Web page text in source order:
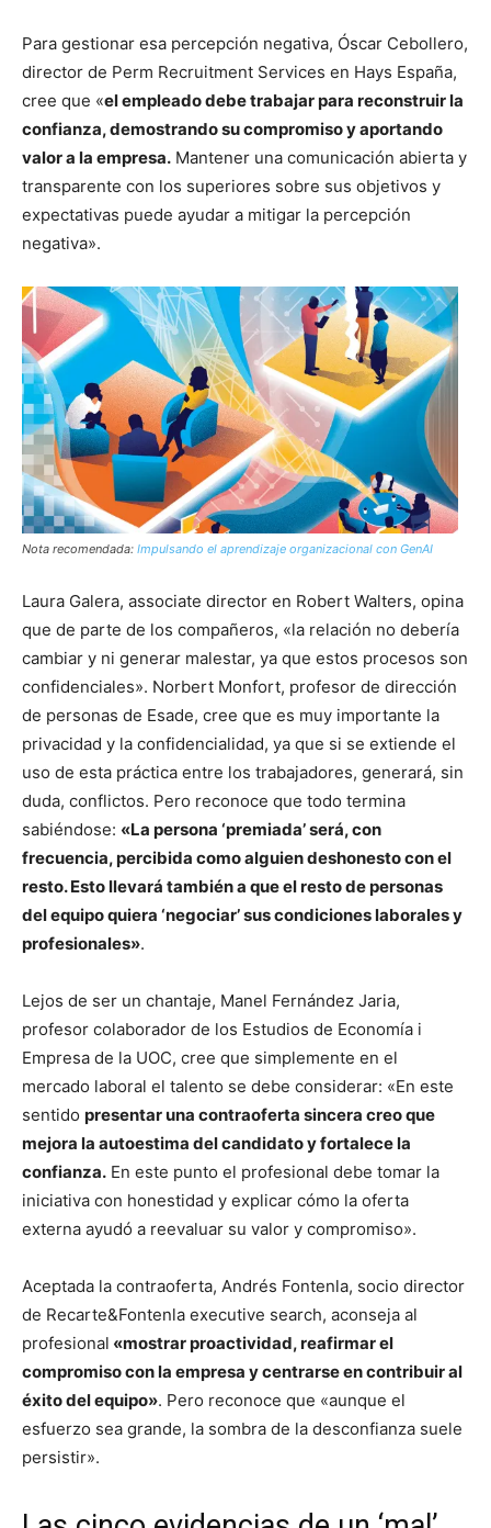
Para gestionar esa percepción negativa, Óscar Cebollero,
director de Perm Recruitment Services en Hays España,
cree que «el empleado debe trabajar para reconstruir la
confianza, demostrando su compromiso y aportando
valor a la empresa. Mantener una comunicación abierta y
transparente con los superiores sobre sus objetivos y
expectativas puede ayudar a mitigar la percepción
negativa».
Nota recomendada: Impulsando el aprendizaje organizacional con GenAI
Laura Galera, associate director en Robert Walters, opina
que de parte de los compañeros, «la relación no debería
cambiar y ni generar malestar, ya que estos procesos son
confidenciales». Norbert Monfort, profesor de dirección
de personas de Esade, cree que es muy importante la
privacidad y la confidencialidad, ya que si se extiende el
uso de esta práctica entre los trabajadores, generará, sin
duda, conflictos. Pero reconoce que todo termina
sabiéndose: «La persona ‘premiada’ será, con
frecuencia, percibida como alguien deshonesto con el
resto. Esto llevará también a que el resto de personas
del equipo quiera ‘negociar’ sus condiciones laborales y
profesionales».
Lejos de ser un chantaje, Manel Fernández Jaria,
profesor colaborador de los Estudios de Economía i
Empresa de la UOC, cree que simplemente en el
mercado laboral el talento se debe considerar: «En este
sentido presentar una contraoferta sincera creo que
mejora la autoestima del candidato y fortalece la
confianza. En este punto el profesional debe tomar la
iniciativa con honestidad y explicar cómo la oferta
externa ayudó a reevaluar su valor y compromiso».
Aceptada la contraoferta, Andrés Fontenla, socio director
de Recarte&Fontenla executive search, aconseja al
profesional «mostrar proactividad, reafirmar el
compromiso con la empresa y centrarse en contribuir al
éxito del equipo». Pero reconoce que «aunque el
esfuerzo sea grande, la sombra de la desconfianza suele
persistir».